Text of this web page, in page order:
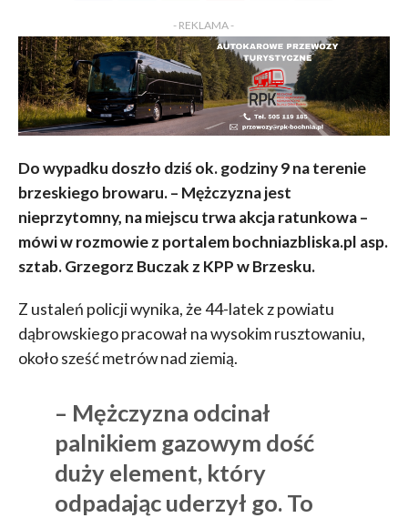
- REKLAMA -
Do wypadku doszło dziś ok. godziny 9 na terenie
brzeskiego browaru. – Mężczyzna jest
nieprzytomny, na miejscu trwa akcja ratunkowa –
mówi w rozmowie z portalem bochniazbliska.pl asp.
sztab. Grzegorz Buczak z KPP w Brzesku.
Z ustaleń policji wynika, że 44-latek z powiatu
dąbrowskiego pracował na wysokim rusztowaniu,
około sześć metrów nad ziemią.
– Mężczyzna odcinał
palnikiem gazowym dość
duży element, który
odpadając uderzył go. To